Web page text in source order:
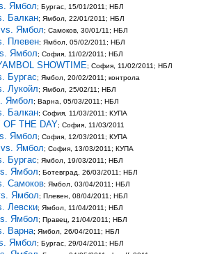
Ямбол; Бургас, 15/01/2011; НБЛ
Балкан; Ямбол, 22/01/2011; НБЛ
Ямбол; Самоков, 30/01/11; НБЛ
Плевен; Ямбол, 05/02/2011; НБЛ
Ямбол; София, 11/02/2011; НБЛ
SHOWTIME; София, 11/02/2011; НБЛ
Бургас; Ямбол, 20/02/2011; контрола
Лукойл; Ямбол, 25/02/11; НБЛ
Ямбол; Варна, 05/03/2011; НБЛ
Балкан; София, 11/03/2011; КУПА
OF THE DAY; София, 11/03/2011
Ямбол; София, 12/03/2011; КУПА
Ямбол; София, 13/03/2011; КУПА
Бургас; Ямбол, 19/03/2011; НБЛ
Ямбол; Ботевград, 26/03/2011; НБЛ
Самоков; Ямбол, 03/04/2011; НБЛ
Ямбол; Плевен, 08/04/2011; НБЛ
Левски; Ямбол, 11/04/2011; НБЛ
Ямбол; Правец, 21/04/2011; НБЛ
Варна; Ямбол, 26/04/2011; НБЛ
Ямбол; Бургас, 29/04/2011; НБЛ